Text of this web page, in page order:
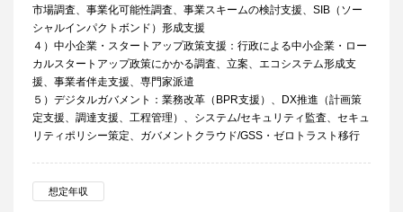
市場調査、事業化可能性調査、事業スキームの検討支援、SIB（ソー
シャルインパクトボンド）形成支援
４）中小企業・スタートアップ政策支援：行政による中小企業・ロー
カルスタートアップ政策にかかる調査、立案、エコシステム形成支
援、事業者伴走支援、専門家派遣
５）デジタルガバメント：業務改革（BPR支援）、DX推進（計画策
定支援、調達支援、工程管理）、システム/セキュリティ監査、セキュ
リティポリシー策定、ガバメントクラウド/GSS・ゼロトラスト移行
想定年収